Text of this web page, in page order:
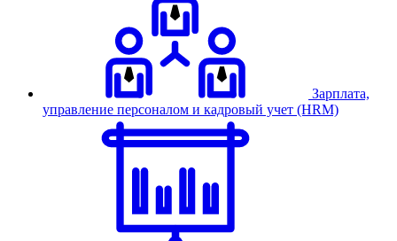
Зарплата,
управление персоналом и кадровый учет (HRM)